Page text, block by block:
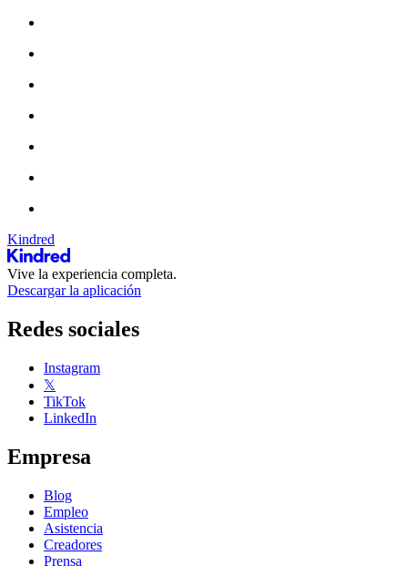
Kindred
Vive la experiencia completa.
Descargar la aplicación
Redes sociales
Instagram
𝕏
TikTok
LinkedIn
Empresa
Blog
Empleo
Asistencia
Creadores
Prensa